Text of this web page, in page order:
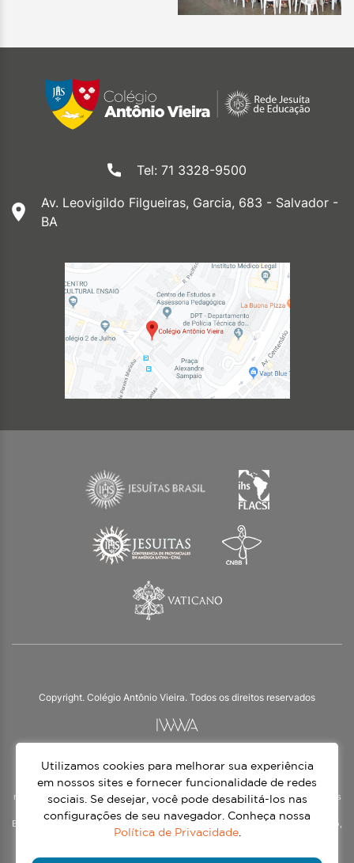
Tel: 71 3328-9500
Av. Leovigildo Filgueiras, Garcia, 683 - Salvador -
BA
Copyright. Colégio Antônio Vieira. Todos os direitos reservados
O Colégio Antônio Vieira integra a Rede Jesuíta de Educação, tendo as suas
práticas impulsionadas pelos valores da espiritualidade inaciana – marca da
nossa identidade e das aproximadamente 1500 unidades de ensino, espalhadas
em mais de 60 países. Atendemos a alunos da Educação Infantil à 3ª série do
Ensino Médio, nos turnos matutino e vespertino, além do Ensino Médio Noturno,
voltado para Jovens.
Utilizamos cookies para melhorar sua experiência
em nossos sites e fornecer funcionalidade de redes
sociais. Se desejar, você pode desabilitá-los nas
configurações de seu navegador. Conheça nossa
Política de Privacidade.